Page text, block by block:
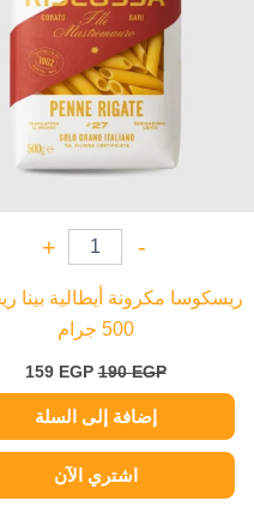
-
+
ريسكوسا مكرونة أيطالية بينا
500 جرام
190EGP
159 EGP
إضافة إلى السلة
اشتري الآن